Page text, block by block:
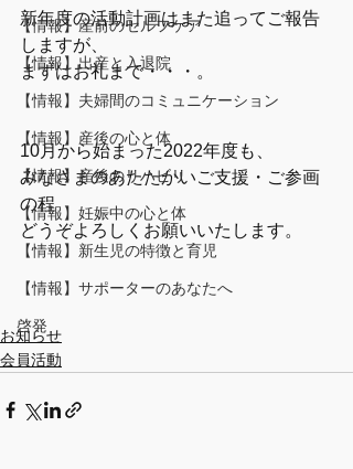
【情報】産前のセルフケア
【情報】出産と入退院
【情報】夫婦間のコミュニケーション
【情報】産後の心と体
【情報】産後のリハビリ
【情報】妊娠中の心と体
【情報】新生児の特徴と育児
【情報】サポーターのあなたへ
啓発
新年度の活動計画はまた追ってご報告
しますが、
まずはお礼まで・・・。
10月から始まった2022年度も、
みなさまのあたたかいご支援・ご参画
の程
どうぞよろしくお願いいたします。
お知らせ
会員活動